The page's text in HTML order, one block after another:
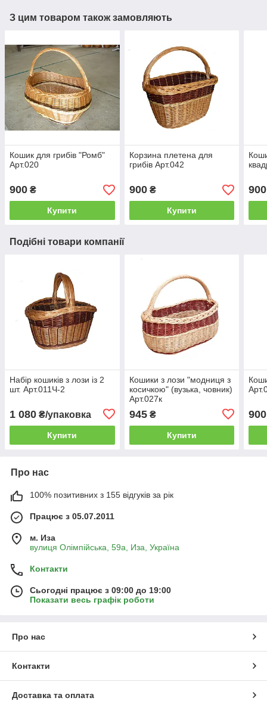
З цим товаром також замовляють
Кошик для грибів "Ромб"
Арт.020
900 ₴
Купити
Корзина плетена для
грибів Арт.042
900₴
Купити
900
Подібні товари компанії
Набір кошиків з лози із 2
шт. Арт.011Ч-2
1 080 ₴/упаковка
Купити
Кошики з лози "модниця з
косичкою" (вузька, човник)
Арт.027к
945₴
Купити
900
Про нас
100% позитивних з 155 відгуків за рік
Працює з 05.07.2011
м. Иза
вулиця Олімпійська, 59а, Иза, Україна
Контакти
Сьогодні працює з 09:00 до 19:00
Показати весь графік роботи
Про нас
Контакти
Доставка та оплата